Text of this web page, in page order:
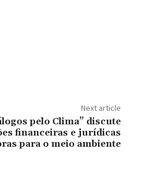
Next article
pelo Clima” discute
financeiras e jurídicas
para o meio ambiente